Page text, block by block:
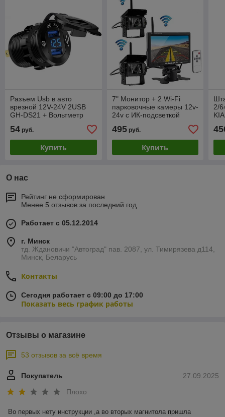
Разъем Usb в авто
врезной 12V-24V 2USB
GH-DS21 + Вольтметр
54 руб.
Купить
7" Монитор + 2 Wi-Fi
парковочные камеры 12v-
24v с ИК-подсветкой
495руб.
Купить
2/
О нас
Рейтинг не сформирован
Менее 5 отзывов за последний год
Работает с 05.12.2014
г. Минск
тд. Ждановичи "Автоград" пав. 2087, ул. Тимирязева д114,
Минск, Беларусь
Контакты
Сегодня работает с 09:00 до 17:00
Показать весь график работы
Отзывы о магазине
53 отзывов за всё время
27.09.2025
Покупатель
Плохо
Во первых нету инструкции ,а во вторых магнитола пришла